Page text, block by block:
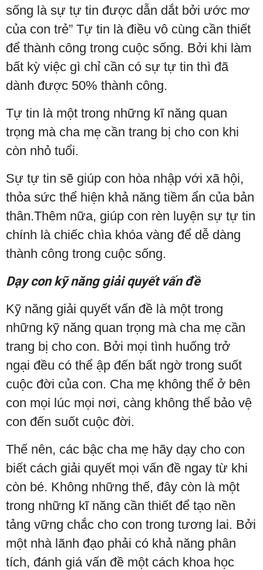
sống là sự tự tin được dẫn dắt bởi ước mơ
của con trẻ” Tự tin là điều vô cùng cần thiết
để thành công trong cuộc sống. Bởi khi làm
bất kỳ việc gì chỉ cần có sự tự tin thì đã
dành được 50% thành công.
Tự tin là một trong những kĩ năng quan
trọng mà cha mẹ cần trang bị cho con khi
còn nhỏ tuổi.
Sự tự tin sẽ giúp con hòa nhập với xã hội,
thỏa sức thể hiện khả năng tiềm ẩn của bản
thân.Thêm nữa, giúp con rèn luyện sự tự tin
chính là chiếc chìa khóa vàng để dễ dàng
thành công trong cuộc sống.
Dạy con kỹ năng giải quyết vấn đề
Kỹ năng giải quyết vấn đề là một trong
những kỹ năng quan trọng mà cha mẹ cần
trang bị cho con. Bởi mọi tình huống trở
ngại đều có thể ập đến bất ngờ trong suốt
cuộc đời của con. Cha mẹ không thể ở bên
con mọi lúc mọi nơi, càng không thể bảo vệ
con đến suốt cuộc đời.
Thế nên, các bậc cha mẹ hãy dạy cho con
biết cách giải quyết mọi vấn đề ngay từ khi
còn bé. Không những thế, đây còn là một
trong những kĩ năng cần thiết để tạo nền
tảng vững chắc cho con trong tương lai. Bởi
một nhà lãnh đạo phải có khả năng phân
tích, đánh giá vấn đề một cách khoa học